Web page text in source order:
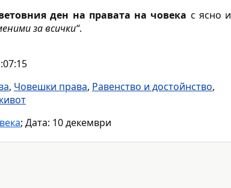
ден на правата на човека с ясно и
за всички“.
, Човешки права, Равенство и достойнство,
; Дата: 10 декември